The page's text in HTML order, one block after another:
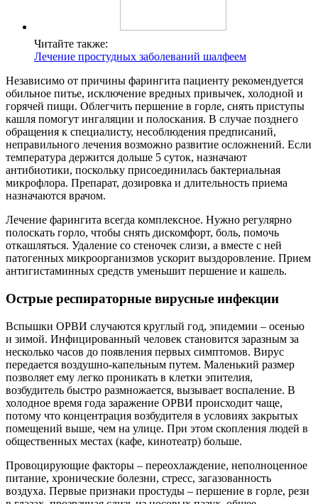
Читайте также:
Лечение простудных заболеваний шалфеем
Независимо от причины фарингита пациенту рекомендуется
обильное питье, исключение вредных привычек, холодной и
горячей пищи. Облегчить першение в горле, снять приступы
кашля помогут ингаляции и полоскания. В случае позднего
обращения к специалисту, несоблюдения предписаний,
неправильного лечения возможно развитие осложнений. Если
температура держится дольше 5 суток, назначают
антибиотики, поскольку присоединилась бактериальная
микрофлора. Препарат, дозировка и длительность приема
назначаются врачом.
Лечение фарингита всегда комплексное. Нужно регулярно
полоскать горло, чтобы снять дискомфорт, боль, помочь
откашляться. Удаление со стеночек слизи, а вместе с ней
патогенных микроорганизмов ускорит выздоровление. Прием
антигистаминных средств уменьшит першение и кашель.
Острые респираторные вирусные инфекции
Вспышки ОРВИ случаются круглый год, эпидемии – осенью
и зимой. Инфицированный человек становится заразным за
несколько часов до появления первых симптомов. Вирус
передается воздушно-капельным путем. Маленький размер
позволяет ему легко проникать в клетки эпителия,
возбудитель быстро размножается, вызывает воспаление. В
холодное время года заражение ОРВИ происходит чаще,
потому что концентрация возбудителя в условиях закрытых
помещений выше, чем на улице. При этом скопления людей в
общественных местах (кафе, кинотеатр) больше.
Провоцирующие факторы – переохлаждение, неполноценное
питание, хронические болезни, стресс, загазованность
воздуха. Первые признаки простуды – першение в горле, рези